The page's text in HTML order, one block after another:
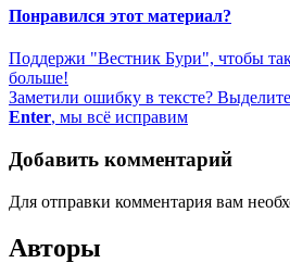
Понравился этот материал?
Поддержи "Вестник Бури", чтобы
больше!
Заметили ошибку в тексте?
Enter, мы всё исправим
Добавить комментарий
Для отправки комментария вам
Авторы